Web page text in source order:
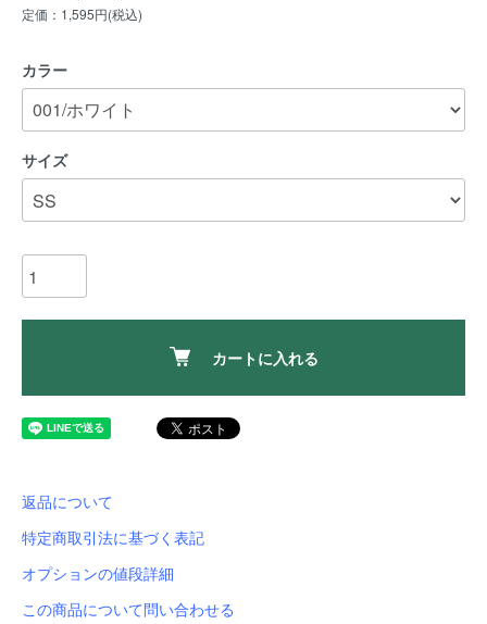
定価：1,595円(税込)
カラー
サイズ
カートに入れる
返品について
特定商取引法に基づく表記
オプションの値段詳細
この商品について問い合わせる